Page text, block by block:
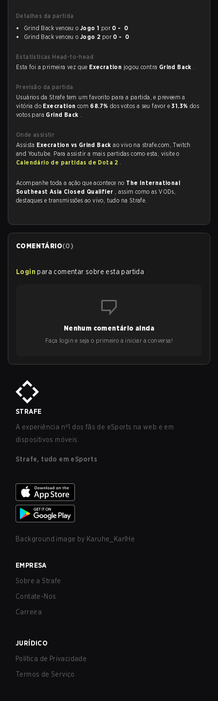
Detalhes da partida
Grind Back venceu o Jogo 1 por 0 - 0
Grind Back venceu o Jogo 2 por 0 - 0
Estatísticas Head-to-head
Esta foi a primeira vez que Execration jogou contra Grind Back .
Previsão da partida
Usuários da Strafe tem um favorito para a partida, e preveem a
vitória do Execration com 68.7% dos votos a seu favor e31.3% dos
votos para Grind Back .
Onde assistir
Assista Execration vs Grind Backao vivo na strafe.com, Twitch
and Youtube. Para assistir a mais partidas como esta, visite o
Calendário de partidas de Dota 2 .
Acompanhe toda a ação que acontece no The International
Southeast Asia Closed Qualifier , assim como as VODs,
destaques e transmissões ao vivo, tudo na Strafe.
COMENTÁRIO(0)
Login para comentar sobre esta partida
Nenhum comentário ainda
Faça login e seja o primeiro a iniciar a conversa!
STRAFE
A experiência nº1 dos fãs de eSports na web e em
dispositivos móveis.
Strafe, tudo em eSports
Background image by Karuhe_KarlHe
EMPRESA
Sobre a Strafe
Contate-Nos
Carreira
JURÍDICO
Política de Privacidade
Termos de Serviço